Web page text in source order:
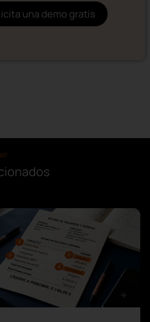
una demo gratis